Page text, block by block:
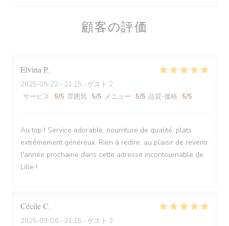
顧客の評価
Elvina P
2025-08-22 - 21:15 - ゲスト 2
サービス : 5/5 雰囲気 : 5/5 メニュー : 5/5 品質-価格 : 5/5
Au top ! Service adorable, nourriture de qualité, plats
extrêmement généreux. Rien à redire, au plaisir de revenir
l'année prochaine dans cette adresse incontournable de
Lille !
CécileC
2025-09-08 - 21:15 - ゲスト 3